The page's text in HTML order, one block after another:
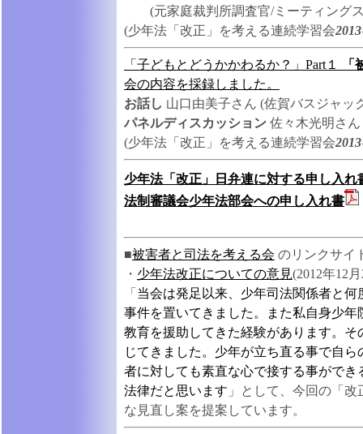
(元家庭裁判所調査官/ミーティング
(少年法「改正」を考える連続学習会
「子どもとどうかかわるか？」Part１
会の内容を採録しました。
お話し 山口由美子さん (佐賀バスジャッ
パネルディスカッション 佐々木光明さ
(少年法「改正」を考える連続学習会
少年法「改正」日弁連に対する申し入れ
法制審議会少年法部会への申し入れ書
■被害者と司法を考える会 のリンクサイ
・ 少年法改正についての意見(2012年12
「 当会は発足以来、少年司法関係者と
事件を置いてきました。また私自身少
教育を援助してきた経験があります。
じてきました。少年が立ち直る事で自
者に対しても素直な心で接する事がで
法律だと思います 」として、今回の「
な見直し案を提案しています。